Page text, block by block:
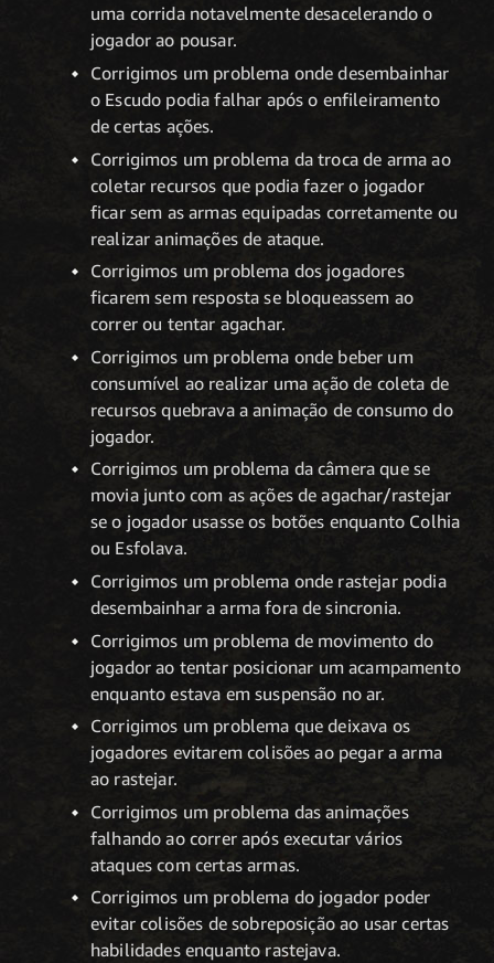
uma corrida notavelmente desacelerando o
jogador ao pousar.
Corrigimos um problema onde desembainhar
o Escudo podia falhar após o enfileiramento
de certas ações.
Corrigimos um problema da troca de arma ao
coletar recursos que podia fazer o jogador
ficar sem as armas equipadas corretamente ou
realizar animações de ataque.
Corrigimos um problema dos jogadores
ficarem sem resposta se bloqueassem ao
correr ou tentar agachar.
Corrigimos um problema onde beber um
consumível ao realizar uma ação de coleta de
recursos quebrava a animação de consumo do
jogador.
Corrigimos um problema da câmera que se
movia junto com as ações de agachar/rastejar
se o jogador usasse os botões enquanto Colhia
ou Esfolava.
Corrigimos um problema onde rastejar podia
desembainhar a arma fora de sincronia.
Corrigimos um problema de movimento do
jogador ao tentar posicionar um acampamento
enquanto estava em suspensão no ar.
Corrigimos um problema que deixava os
jogadores evitarem colisões ao pegar a arma
ao rastejar.
Corrigimos um problema das animações
falhando ao correr após executar vários
ataques com certas armas.
Corrigimos um problema do jogador poder
evitar colisões de sobreposição ao usar certas
habilidades enquanto rastejava.